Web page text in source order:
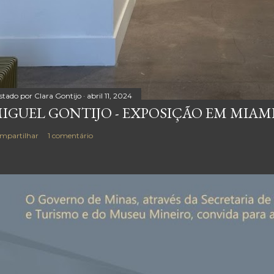
por Clara Gontijo abril 11, 2024
GONTIJO - EXPOSIÇÃO EM
1 comentário